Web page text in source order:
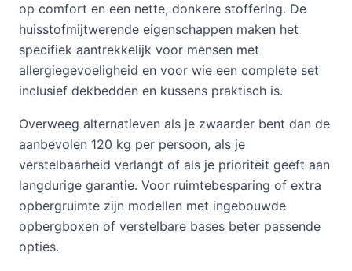
op comfort en een nette, donkere stoffering. De
huisstofmijtwerende eigenschappen maken het
specifiek aantrekkelijk voor mensen met
allergiegevoeligheid en voor wie een complete set
inclusief dekbedden en kussens praktisch is.
Overweeg alternatieven als je zwaarder bent dan de
aanbevolen 120 kg per persoon, als je
verstelbaarheid verlangt of als je prioriteit geeft aan
langdurige garantie. Voor ruimtebesparing of extra
opbergruimte zijn modellen met ingebouwde
opbergboxen of verstelbare bases beter passende
opties.